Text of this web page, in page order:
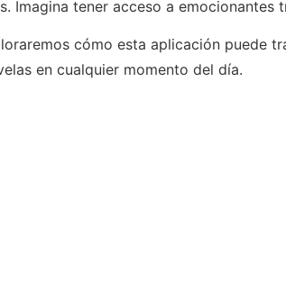
Imagina tener acceso a
cómo esta aplicación puede
en cualquier momento del día.